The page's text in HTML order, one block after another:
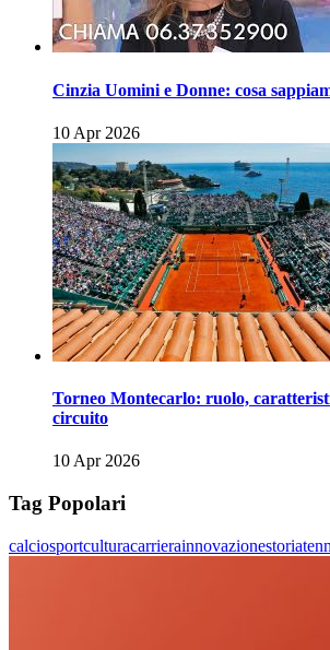
Cinzia Uomini e Donne: cosa
10 Apr 2026
Torneo Montecarlo: ruolo,
circuito
10 Apr 2026
Tag Popolari
calciosportculturacarrierainnovazionestoria